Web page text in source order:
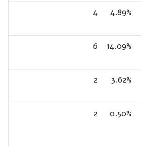
4.89%
4
14.09%
6
3.62%
2
0.50%
2